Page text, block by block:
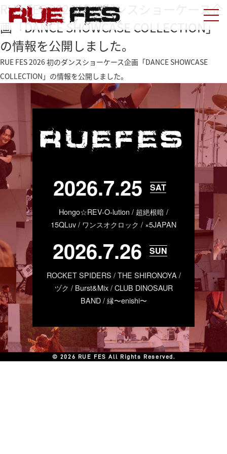
RUE FES 2026 初のダンスショーケース企
画「DANCE SHOWCASE COLLECTION」
の情報を公開しました。
RUE FES 2026 初のダンスショーケース企画「DANCE SHOWCASE
COLLECTION」の情報を公開しました。
RUEFES
2026.7.25 SAT
Hongo☆REV-O-lution / 超絶根暗 /
15QLuv / ワンスオクロック / ×5JAPAN
2026.7.26 SUN
ROCKET SPIDERS / THE SHIRONOYA /
ヅク / Burst&Mix / CLUB DINOSAUR
BAND / 縁〜enishi〜
© 2026 RUE FES All Rights Reserved.